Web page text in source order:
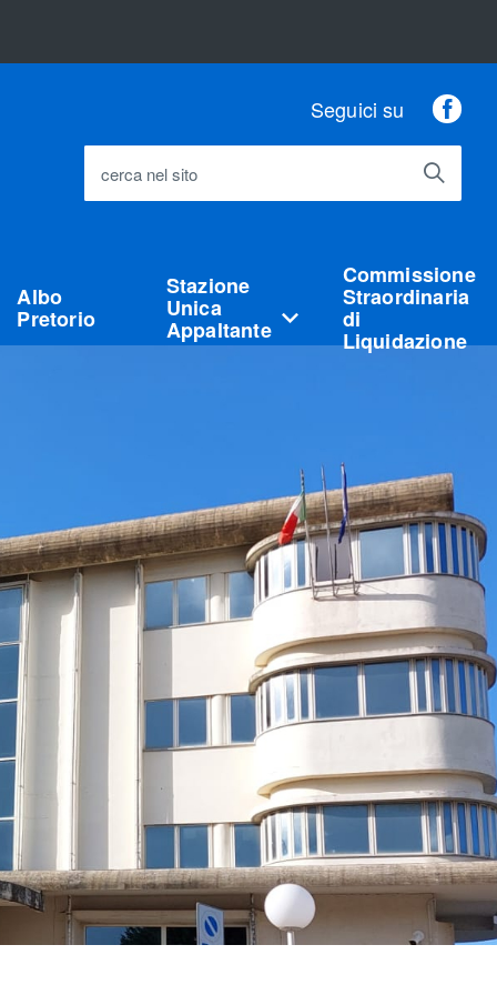
Seguici su
cerca nel sito
Albo
Pretorio
Stazione
Unica
Appaltante
Commissione
Straordinaria
di
Liquidazione